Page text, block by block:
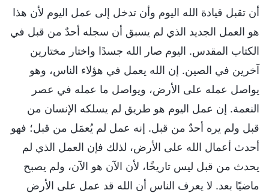
أن تقبل قيادة الله اليوم وأن تدخل إلى عمل اليوم لأن هذا
هو العمل الجديد الذي لم يسبق أن سجله أحدٌ من قبل في
الكتاب المقدس. اليوم صار الله جسدًا واختار مختارين
آخرين في الصين. إن الله يعمل في هؤلاء الناس، وهو
يواصل عمله على الأرض، ويواصل ما عمله في عصر
النعمة. إن عمل اليوم هو طريق لم يسلكه الإنسان من
قبل ولم يره أحدٌ من قبل. إنه عمل لم يُعمَل من قبل؛ فهو
أحدث أعمال الله على الأرض، لذلك فإن العمل الذي لم
يحدث من قبل ليس تاريخًا، لأن الآن هو الآن، ولم يصبح
ماضيًا بعد. لا يعرف الناس أن الله قد عمل على الأرض